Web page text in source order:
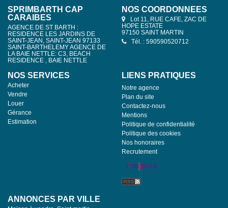
SPRIMBARTH CAP
CARAIBES
AGENCE DE ST BARTH :
RESIDENCE LES JARDINS DE
SAINT-JEAN, SAINT-JEAN 97133
SAINT-BARTHELEMY AGENCE DE
LA BAIE NETTLE: C3, BEACH
RESIDENCE , BAIE NETTLE
NOS COORDONNÉES
Lot 11, RUE CAFE, ZAC DE
HOPE ESTATE
97150 SAINT MARTIN
Tél. : 590590520712
NOS SERVICES
Acheter
Vendre
Louer
Gérance
Estimation
LIENS PRATIQUES
Notre agence
Plan du site
Contactez-nous
Mentions
Politique de confidentialité
Politique des cookies
Nos honoraires
Recrutement
ANNONCES PAR VILLE